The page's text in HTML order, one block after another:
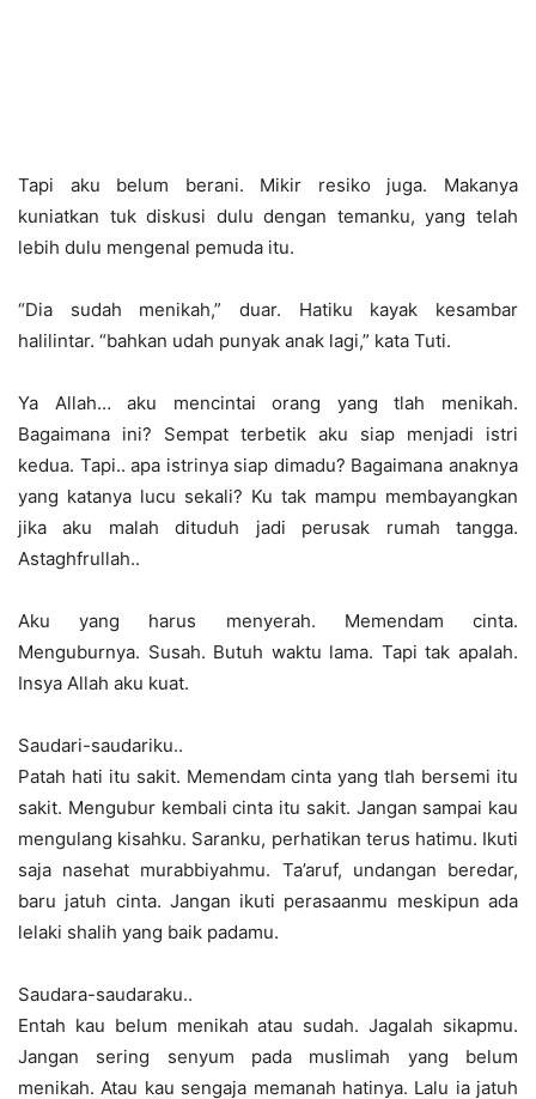
Tapi aku belum berani. Mikir resiko juga. Makanya
kuniatkan tuk diskusi dulu dengan temanku, yang telah
lebih dulu mengenal pemuda itu.
“Dia sudah menikah,” duar. Hatiku kayak kesambar
halilintar. “bahkan udah punyak anak lagi,” kata Tuti.
Ya Allah… aku mencintai orang yang tlah menikah.
Bagaimana ini? Sempat terbetik aku siap menjadi istri
kedua. Tapi.. apa istrinya siap dimadu? Bagaimana anaknya
yang katanya lucu sekali? Ku tak mampu membayangkan
jika aku malah dituduh jadi perusak rumah tangga.
Astaghfrullah..
Aku yang harus menyerah. Memendam cinta.
Menguburnya. Susah. Butuh waktu lama. Tapi tak apalah.
Insya Allah aku kuat.
Saudari-saudariku..
Patah hati itu sakit. Memendam cinta yang tlah bersemi itu
sakit. Mengubur kembali cinta itu sakit. Jangan sampai kau
mengulang kisahku. Saranku, perhatikan terus hatimu. Ikuti
saja nasehat murabbiyahmu. Ta’aruf, undangan beredar,
baru jatuh cinta. Jangan ikuti perasaanmu meskipun ada
lelaki shalih yang baik padamu.
Saudara-saudaraku..
Entah kau belum menikah atau sudah. Jagalah sikapmu.
Jangan sering senyum pada muslimah yang belum
menikah. Atau kau sengaja memanah hatinya. Lalu ia jatuh